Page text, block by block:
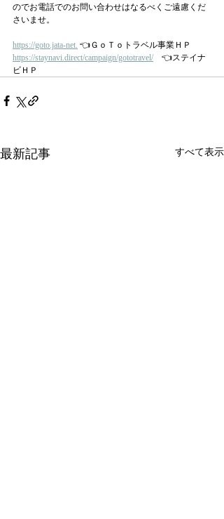
のでお電話でのお問い合わせはなるべくご遠慮くだ
さいませ。
https://goto.jata-net. 👈ＧｏＴｏトラベル事業ＨＰ
https://staynavi.direct/campaign/gototravel/ 👈ステイナ
ビＨＰ
最新記事 すべて表示